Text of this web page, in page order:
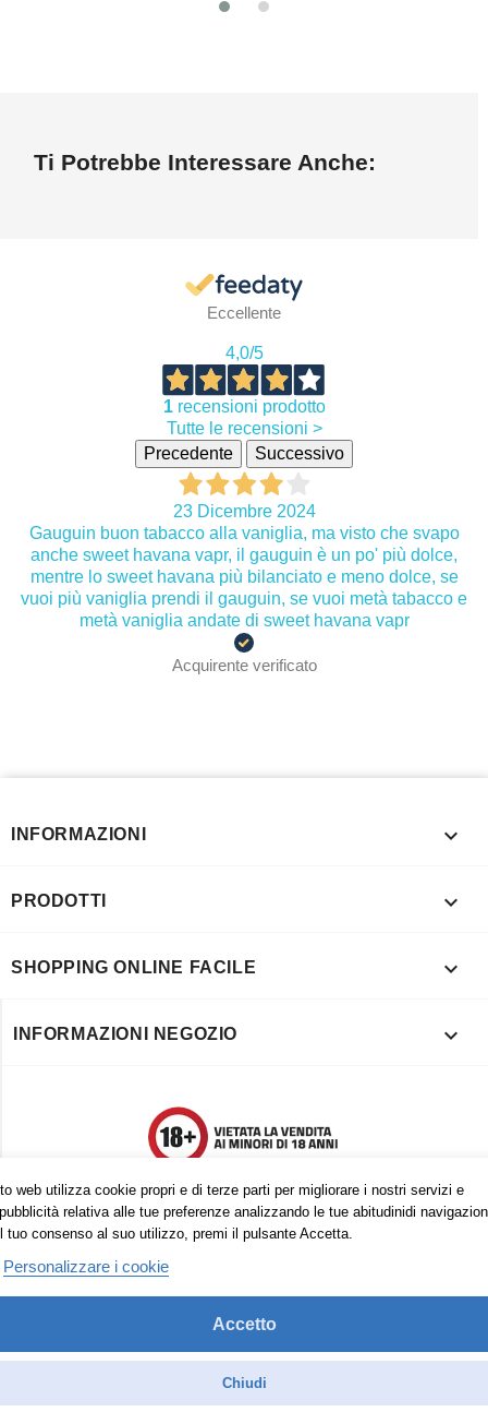
Ti Potrebbe Interessare Anche:
Eccellente
4,0/5
1recensioni prodotto
Tutte le recensioni >
Precedente
Successivo
23 Dicembre 2024
Gauguin buon tabacco alla vaniglia, ma visto che svapo
anche sweet havana vapr, il gauguin è un po' più dolce,
mentre lo sweet havana più bilanciato e meno dolce, se
vuoi più vaniglia prendi il gauguin, se vuoi metà tabacco e
metà vaniglia andate di sweet havana vapr
Acquirente verificato
web utilizza cookie propri e di terze parti per migliorare i nostri servizi e
relativa alle tue preferenze analizzando le tue abitudinidi
tuo consenso al suo utilizzo, premi il pulsante Accetta.
Personalizzare i cookie
Accetto
Chiudi
INFORMAZIONI 
PRODOTTI 
SHOPPING ONLINE FACILE 
INFORMAZIONI NEGOZIO 
Trovaci anche su: